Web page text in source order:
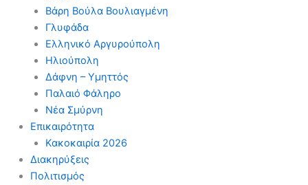
Βάρη Βούλα Βουλιαγμένη
Γλυφάδα
Ελληνικό Αργυρούπολη
Ηλιούπολη
Δάφνη – Υμηττός
Παλαιό Φάληρο
Νέα Σμύρνη
Επικαιρότητα
Κακοκαιρία 2026
Διακηρύξεις
Πολιτισμός